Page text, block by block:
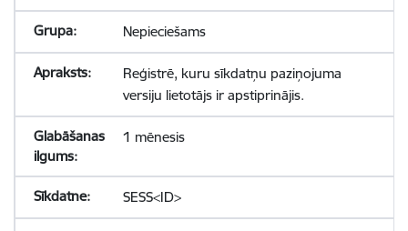
Nepieciešams
Reģistrē, kuru sīkdatņu paziņojuma
versiju lietotājs ir apstiprinājis.
1 mēnesis
SESS<ID>